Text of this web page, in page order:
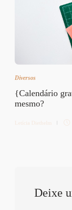
Diversos
{Calendário
mesmo?
Letícia Diethelm
Deixe